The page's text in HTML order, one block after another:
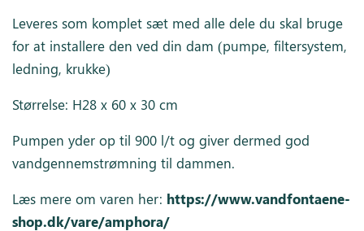
Leveres som komplet sæt med alle dele du skal bruge
for at installere den ved din dam (pumpe, filtersystem,
ledning, krukke)
Størrelse: H28 x 60 x 30 cm
Pumpen yder op til 900 l/t og giver dermed god
vandgennemstrømning til dammen.
Læs mere om varen her: https://www.vandfontaene-
shop.dk/vare/amphora/